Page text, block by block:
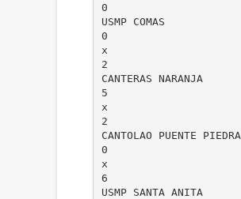
0
USMP COMAS
0
x
2
CANTERAS NARANJA
5
x
2
CANTOLAO PUENTE PIEDRA
0
x
6
USMP SANTA ANITA